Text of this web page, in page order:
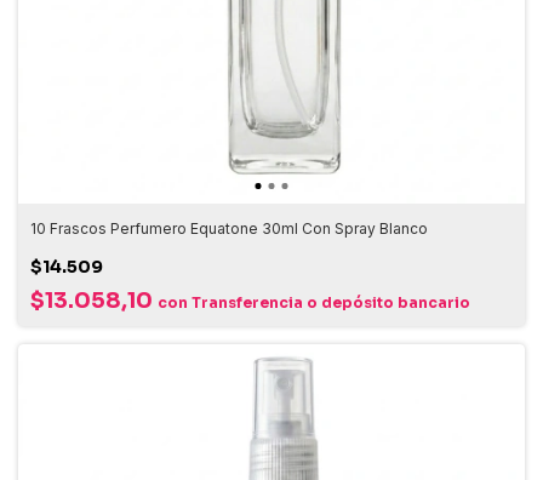
10 Frascos Perfumero Equatone 30ml Con Spray Blanco
$14.509
$13.058,10 con Transferencia o depósito bancario